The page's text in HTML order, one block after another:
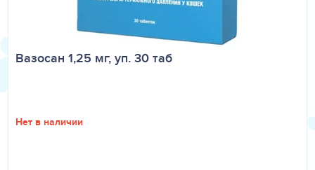
Вазосан 1,25 мг, уп. 30 таб
Нет в наличии